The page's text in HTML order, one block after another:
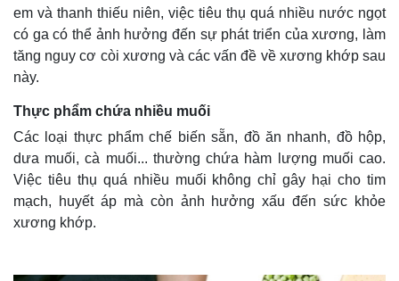
em và thanh thiếu niên, việc tiêu thụ quá nhiều nước ngọt
có ga có thể ảnh hưởng đến sự phát triển của xương, làm
tăng nguy cơ còi xương và các vấn đề về xương khớp sau
này.
Thực phẩm chứa nhiều muối
Các loại thực phẩm chế biến sẵn, đồ ăn nhanh, đồ hộp,
dưa muối, cà muối... thường chứa hàm lượng muối cao.
Việc tiêu thụ quá nhiều muối không chỉ gây hại cho tim
mạch, huyết áp mà còn ảnh hưởng xấu đến sức khỏe
xương khớp.